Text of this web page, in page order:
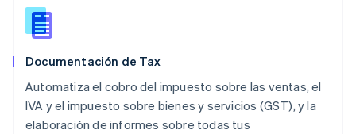
Documentación de Tax
Automatiza el cobro del impuesto sobre las ventas, el
IVA y el impuesto sobre bienes y servicios (GST), y la
elaboración de informes sobre todas tus
Polonia
English
Portugal
RAE de Hong Kong, China
English简体中文
Reino Unido